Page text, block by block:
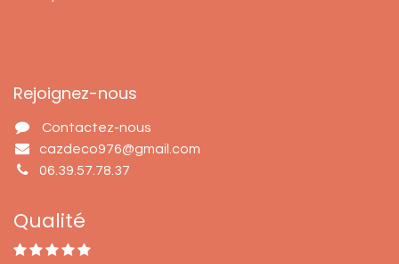
Rejoignez-nous
Contactez-nous
cazdeco976@gmail.com
06.39.57.78.37
Qualité